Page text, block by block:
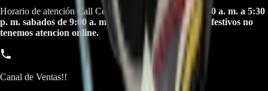
Horario de atención Call Center:
lunes a viernes de 8:30 a. m. a 5:30
p. m. sabados de 9:00 a. m. a 1:00 p. m. Domingos y festivos no
tenemos atencion online.
Canal de Ventas!!